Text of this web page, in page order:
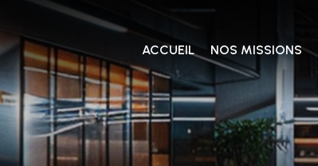
ACCUEIL NOS MISSIONS